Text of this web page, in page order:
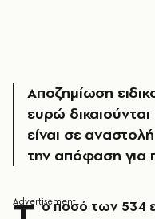
Αποζημίωση
ευρώ
είναι σε
την απόφαση για
ο ποσό των 534